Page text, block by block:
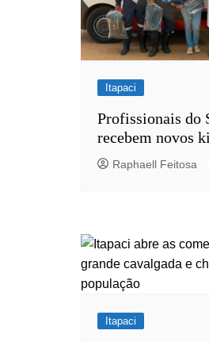
Itapaci
Profissionais do
recebem novos
Raphaell Feitosa
Itapaci